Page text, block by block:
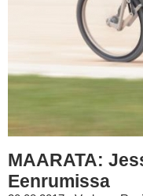
MAARATA:
Eenrumissa